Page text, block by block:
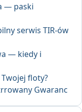
— paski
serwis TIR-ów
— kiedy i
floty?
Gwaranc